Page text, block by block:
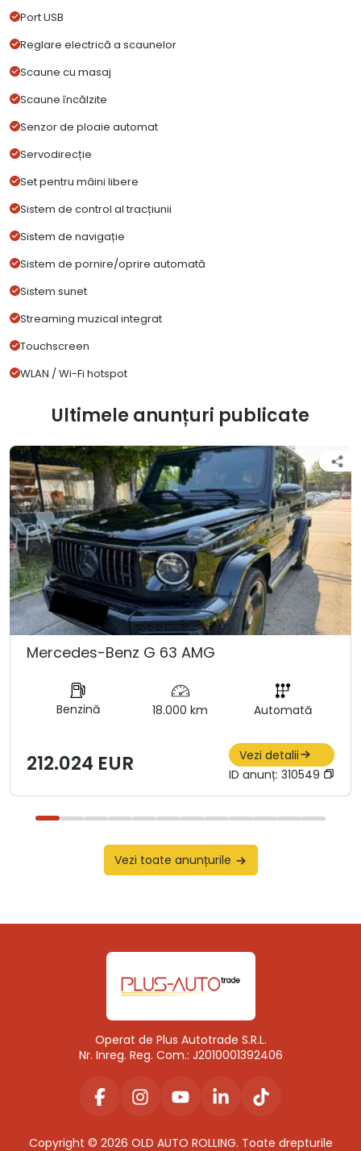
Port USB
Reglare electrică a scaunelor
Scaune cu masaj
Scaune încălzite
Senzor de ploaie automat
Servodirecție
Set pentru mâini libere
Sistem de control al tracțiunii
Sistem de navigație
Sistem de pornire/oprire automată
Sistem sunet
Streaming muzical integrat
Touchscreen
WLAN / Wi-Fi hotspot
Ultimele anunțuri publicate
Mercedes-Benz G 63 AMG
Benzină 18.000 km Automată
212.024 EUR
Vezi detalii
ID anunț: 310549
Vezi toate anunțurile
Operat de Plus Autotrade S.R.L.
Nr. Inreg. Reg. Com.: J2010001392406
Copyright © 2026 OLD AUTO ROLLING. Toate drepturile